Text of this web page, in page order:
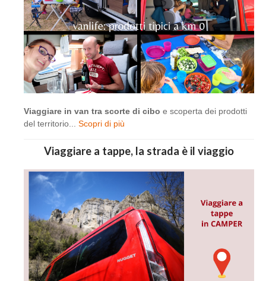
Viaggiare in van tra scorte di cibo e scoperta dei prodotti
del territorio... Scopri di più
Viaggiare a tappe, la strada è il viaggio